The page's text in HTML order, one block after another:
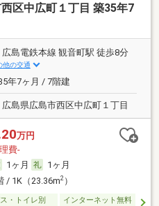
区中広町１丁目 築35年7
広島電鉄本線 観音町駅 徒歩8分
他の交通
年7ヶ月 / 7階建
広島県広島市西区中広町１丁目
万円
費-
1ヶ月
1ヶ月
/ 1K（23.36m2）
・トイレ別
インターネット無料